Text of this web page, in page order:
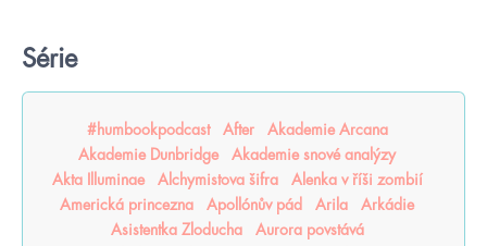
Série
#humbookpodcast After
Akademie Arcana
Akademie Dunbridge
Akademie snové analýzy
Akta Illuminae
Alchymistova šifra
Alenka v říši zombií
Americká princezna
Apollónův pád Arila
Arkádie
Asistentka Zloducha
Aurora povstává